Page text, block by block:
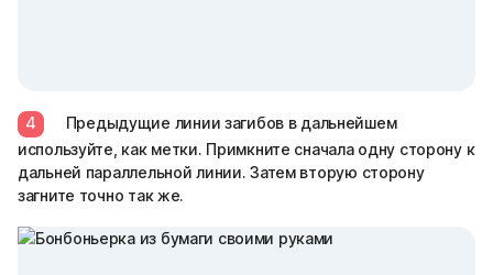
4
Предыдущие линии загибов в дальнейшем
используйте, как метки. Примкните сначала одну сторону к
дальней параллельной линии. Затем вторую сторону
загните точно так же.